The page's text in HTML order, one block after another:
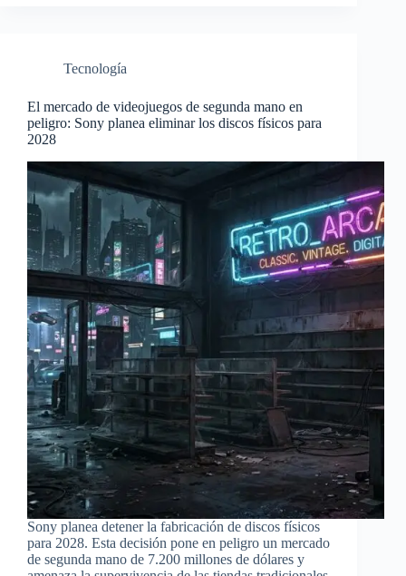
Tecnología
El mercado de videojuegos de segunda mano en
peligro: Sony planea eliminar los discos físicos para
2028
Sony planea detener la fabricación de discos físicos
para 2028. Esta decisión pone en peligro un mercado
de segunda mano de 7.200 millones de dólares y